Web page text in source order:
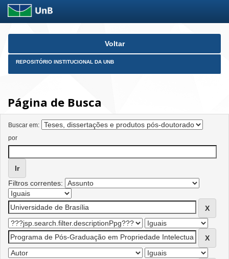
Skip
Voltar
REPOSITÓRIO INSTITUCIONAL DA UNB
Página de Busca
Buscar em:
por
Filtros correntes: